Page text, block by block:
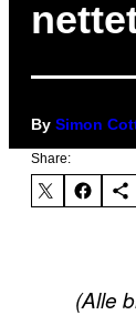
By Simon
Share:
(Alle